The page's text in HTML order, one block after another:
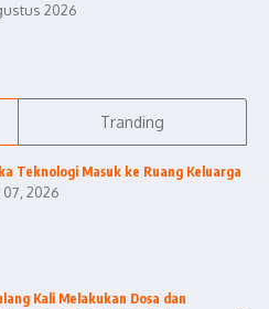
2026
Tranding
Teknologi Masuk ke Ruang Keluarga
2026
Kali Melakukan Dosa dan